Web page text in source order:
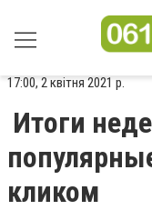
17:00, 2 квітня 2021 р.
Итоги
кликом